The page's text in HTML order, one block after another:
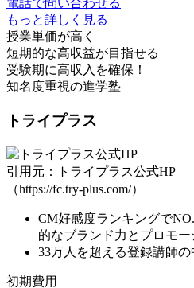
電話で問い合わせる
もっと詳しく見る
授業単価が高く
短期的な高収益が目指せる
受験期に高収入を確保！
知名度重視の進学塾
トライプラス
引用元：トライプラス公式HP
（https://fc.try-plus.com/）
CM好感度ランキングで
的なブランド力とプロモー
33万人を超える登録講師の
初期費用